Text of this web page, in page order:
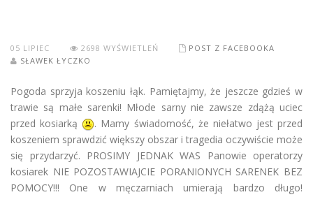
05 LIPIEC 2698 WYŚWIETLEŃ
POST Z FACEBOOKA
SŁAWEK ŁYCZKO
Pogoda sprzyja koszeniu łąk. Pamiętajmy, że jeszcze gdzieś w
trawie są małe sarenki! Młode sarny nie zawsze zdążą uciec
przed kosiarką
. Mamy świadomość, że niełatwo jest przed
koszeniem sprawdzić większy obszar i tragedia oczywiście może
się przydarzyć. PROSIMY JEDNAK WAS Panowie operatorzy
kosiarek NIE POZOSTAWIAJCIE PORANIONYCH SARENEK BEZ
POMOCY!!! One w męczarniach umierają bardzo długo!